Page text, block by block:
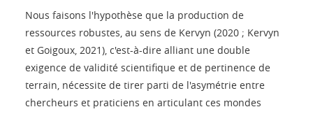
Nous faisons l'hypothèse que la production de
ressources robustes, au sens de Kervyn (2020 ; Kervyn
et Goigoux, 2021), c'est-à-dire alliant une double
exigence de validité scientifique et de pertinence de
terrain, nécessite de tirer parti de l'asymétrie entre
chercheurs et praticiens en articulant ces mondes